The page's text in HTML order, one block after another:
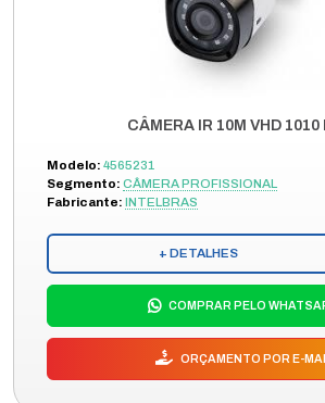
CÂMERA IR 10M VHD 1010
Modelo: 4565231
Segmento: CÂMERA PROFISSIONAL
Fabricante: INTELBRAS
+ DETALHES
COMPRAR PELO
ORÇAMENTO POR E-